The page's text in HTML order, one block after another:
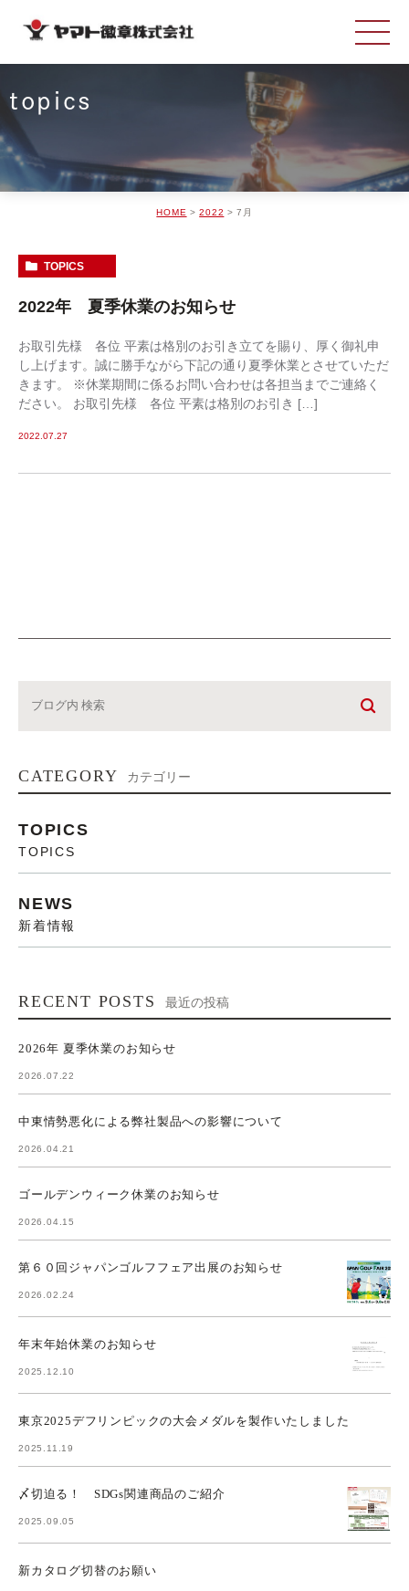
topics
HOME 2022 7月
TOPICS
2022年 夏季休業のお知らせ
お取引先様 各位 平素は格別のお引き立てを賜り、厚く御礼申
し上げます。誠に勝手ながら下記の通り夏季休業とさせていただ
きます。 ※休業期間に係るお問い合わせは各担当までご連絡く
ださい。 お取引先様 各位 平素は格別のお引き […]
2022.07.27
CATEGORY カテゴリー
TOPICS
TOPICS
NEWS
新着情報
RECENT POSTS 最近の投稿
2026年 夏季休業のお知らせ
2026.07.22
中東情勢悪化による弊社製品への影響について
2026.04.21
ゴールデンウィーク休業のお知らせ
2026.04.15
第６０回ジャパンゴルフフェア出展のお知らせ
2026.02.24
年末年始休業のお知らせ
2025.12.10
東京2025デフリンピックの大会メダルを製作いたしました
2025.11.19
〆切迫る！ SDGs関連商品のご紹介
2025.09.05
新カタログ切替のお願い